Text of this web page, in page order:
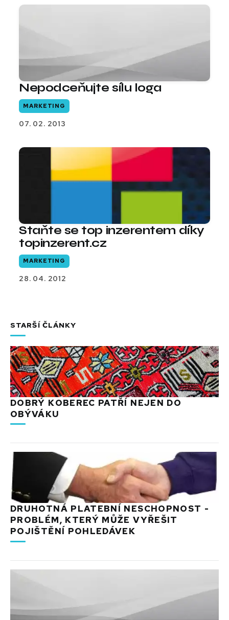
Nepodceňujte sílu loga
MARKETING
07. 02. 2013
Staňte se top inzerentem díky
topinzerent.cz
MARKETING
28. 04. 2012
STARŠÍ ČLÁNKY
DOBRÝ KOBEREC PATŘÍ NEJEN DO
OBÝVÁKU
DRUHOTNÁ PLATEBNÍ NESCHOPNOST -
PROBLÉM, KTERÝ MŮŽE VYŘEŠIT
POJIŠTĚNÍ POHLEDÁVEK